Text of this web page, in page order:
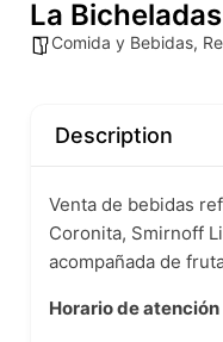
La Bicheladas
Comida y Bebidas,
Description
Venta de bebidas
Coronita, Smirnoff
acompañada de
Horario de atención